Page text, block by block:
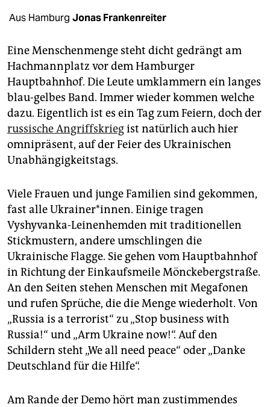
veranstaltungen
fragen & hilfe
unterstützen
abo
genossenschaft
epaper login
Aus Hamburg Jonas Frankenreiter
Eine Menschenmenge steht dicht gedrängt am
Hachmannplatz vor dem Hamburger
Hauptbahnhof. Die Leute umklammern ein langes
blau-gelbes Band. Immer wieder kommen welche
dazu. Eigentlich ist es ein Tag zum Feiern, doch der
russische Angriffskriegist natürlich auch hier
omnipräsent, auf der Feier des Ukrainischen
Unabhängigkeitstags.
Viele Frauen und junge Familien sind gekommen,
fast alle Ukrai­ne­r*in­nen. Einige tragen
Vyshyvanka-Leinenhemden mit traditionellen
Stickmustern, andere umschlingen die
Ukrainische Flagge. Sie gehen vom Hauptbahnhof
in Richtung der Einkaufsmeile Mönckebergstraße.
An den Seiten stehen Menschen mit Megafonen
und rufen Sprüche, die die Menge wiederholt. Von
„Russia is a terrorist“ zu „Stop business with
Russia!“ und „Arm Ukraine now!“. Auf den
Schildern steht „We all need peace“ oder „Danke
Deutschland für die Hilfe“.
Am Rande der Demo hört man zustimmendes